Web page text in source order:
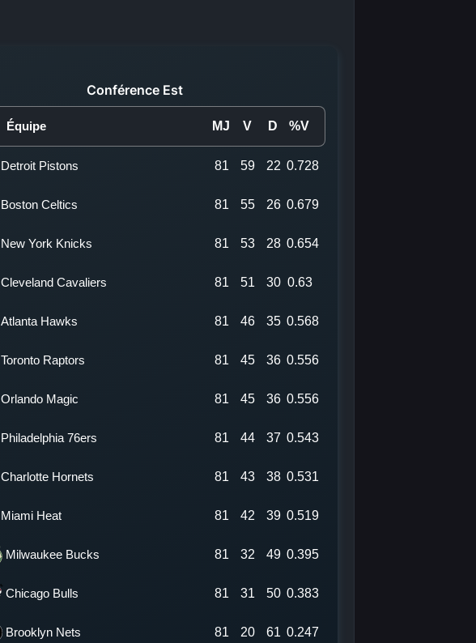
Conférence Est
Équipe MJ V D %V
Detroit Pistons 81 59 22 0.728
Boston Celtics 81 55 26 0.679
New York Knicks 81 53 28 0.654
Cleveland Cavaliers 81 51 30 0.63
Atlanta Hawks 81 46 35 0.568
Toronto Raptors 81 45 36 0.556
Orlando Magic 81 45 36 0.556
Philadelphia 76ers 81 44 37 0.543
Charlotte Hornets 81 43 38 0.531
Miami Heat 81 42 39 0.519
Milwaukee Bucks 81 32 49 0.395
Chicago Bulls 81 31 50 0.383
Brooklyn Nets 81 20 61 0.247